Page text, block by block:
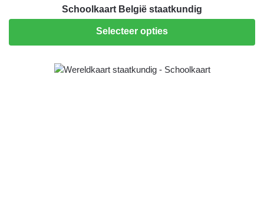
Schoolkaart België staatkundig
Selecteer opties